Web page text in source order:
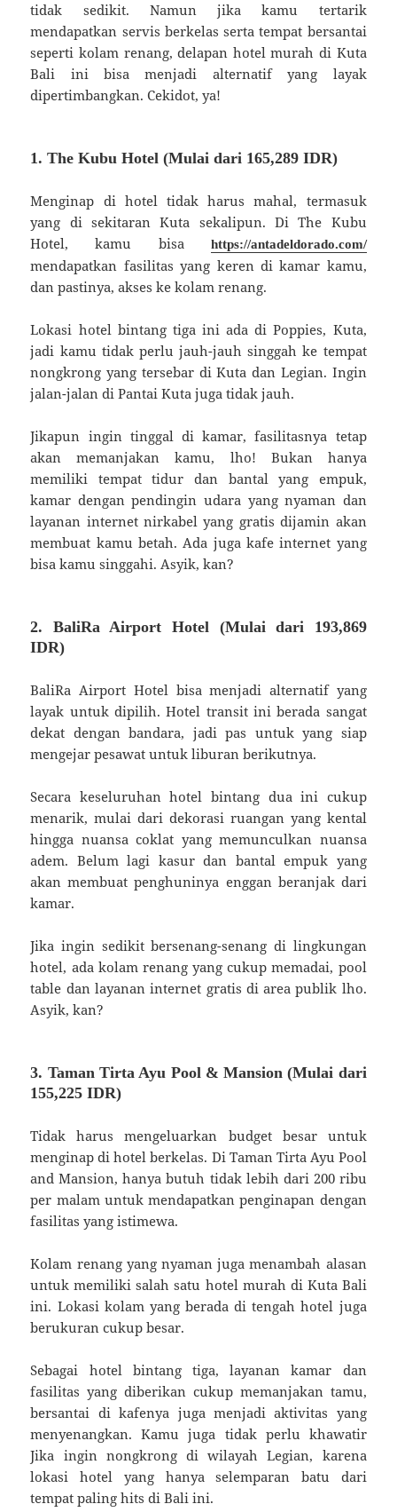
tidak sedikit. Namun jika kamu tertarik
mendapatkan servis berkelas serta tempat bersantai
seperti kolam renang, delapan hotel murah di Kuta
Bali ini bisa menjadi alternatif yang layak
dipertimbangkan. Cekidot, ya!
1. The Kubu Hotel (Mulai dari 165,289 IDR)
Menginap di hotel tidak harus mahal, termasuk
yang di sekitaran Kuta sekalipun. Di The Kubu
Hotel, kamu bisa
https://antadeldorado.com/
mendapatkan fasilitas yang keren di kamar kamu,
dan pastinya, akses ke kolam renang.
Lokasi hotel bintang tiga ini ada di Poppies, Kuta,
jadi kamu tidak perlu jauh-jauh singgah ke tempat
nongkrong yang tersebar di Kuta dan Legian. Ingin
jalan-jalan di Pantai Kuta juga tidak jauh.
Jikapun ingin tinggal di kamar, fasilitasnya tetap
akan memanjakan kamu, lho! Bukan hanya
memiliki tempat tidur dan bantal yang empuk,
kamar dengan pendingin udara yang nyaman dan
layanan internet nirkabel yang gratis dijamin akan
membuat kamu betah. Ada juga kafe internet yang
bisa kamu singgahi. Asyik, kan?
2. BaliRa Airport Hotel (Mulai dari 193,869
IDR)
BaliRa Airport Hotel bisa menjadi alternatif yang
layak untuk dipilih. Hotel transit ini berada sangat
dekat dengan bandara, jadi pas untuk yang siap
mengejar pesawat untuk liburan berikutnya.
Secara keseluruhan hotel bintang dua ini cukup
menarik, mulai dari dekorasi ruangan yang kental
hingga nuansa coklat yang memunculkan nuansa
adem. Belum lagi kasur dan bantal empuk yang
akan membuat penghuninya enggan beranjak dari
kamar.
Jika ingin sedikit bersenang-senang di lingkungan
hotel, ada kolam renang yang cukup memadai, pool
table dan layanan internet gratis di area publik lho.
Asyik, kan?
3. Taman Tirta Ayu Pool & Mansion (Mulai dari
155,225 IDR)
Tidak harus mengeluarkan budget besar untuk
menginap di hotel berkelas. Di Taman Tirta Ayu Pool
and Mansion, hanya butuh tidak lebih dari 200 ribu
per malam untuk mendapatkan penginapan dengan
fasilitas yang istimewa.
Kolam renang yang nyaman juga menambah alasan
untuk memiliki salah satu hotel murah di Kuta Bali
ini. Lokasi kolam yang berada di tengah hotel juga
berukuran cukup besar.
Sebagai hotel bintang tiga, layanan kamar dan
fasilitas yang diberikan cukup memanjakan tamu,
bersantai di kafenya juga menjadi aktivitas yang
menyenangkan. Kamu juga tidak perlu khawatir
Jika ingin nongkrong di wilayah Legian, karena
lokasi hotel yang hanya selemparan batu dari
tempat paling hits di Bali ini.